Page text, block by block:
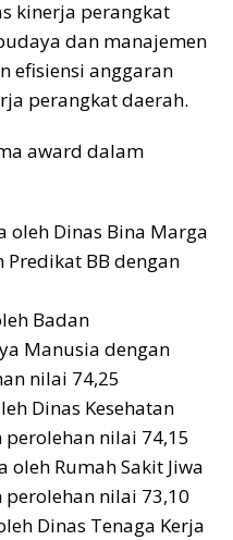
kinerja perangkat
dan manajemen
efisiensi anggaran
perangkat daerah.
award dalam
Dinas Bina Marga
BB dengan
Badan
Manusia dengan
nilai 74,25
Dinas Kesehatan
nilai 74,15
Rumah Sakit Jiwa
perolehan nilai 73,10
Dinas Tenaga Kerja